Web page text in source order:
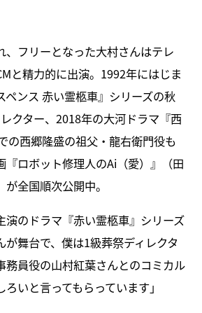
、フリーとなった大村さんはテレ
と精力的に出演。1992年にはじま
ペンス 赤い霊柩車』シリーズの秋
クター、2018年の大河ドラマ『西
の西郷隆盛の祖父・龍右衛門役も
『ロボット修理人のAi（愛）』（田
全国順次公開中。
演のドラマ『赤い霊柩車』シリーズ
が舞台で、僕は1級葬祭ディレクタ
務員役の山村紅葉さんとのコミカル
いと言ってもらっています」